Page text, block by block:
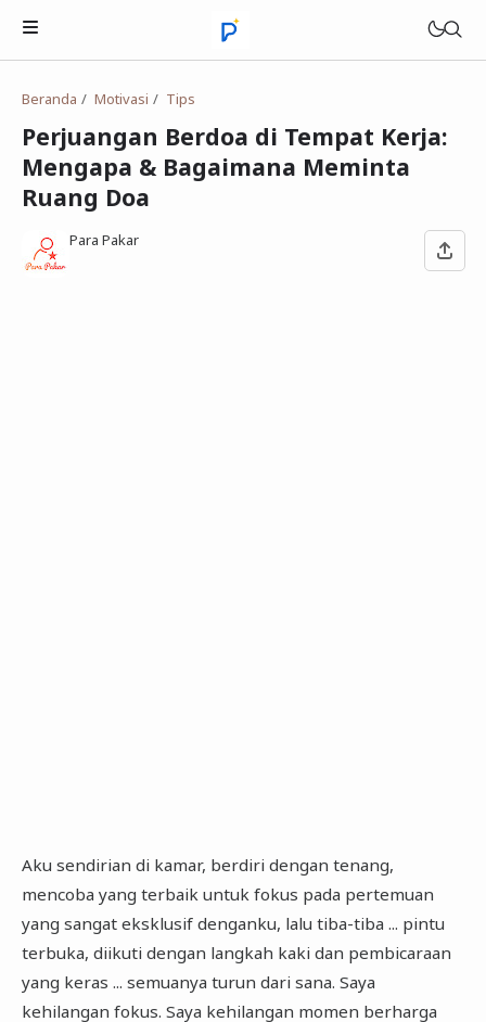
Kisah Inspirasi
Quotes
Tips
Beranda Motivasi Tips
Perjuangan Berdoa di Tempat Kerja:
Mengapa & Bagaimana Meminta
Ruang Doa
Para Pakar
Aku sendirian di kamar, berdiri dengan tenang,
mencoba yang terbaik untuk fokus pada pertemuan
yang sangat eksklusif denganku, lalu tiba-tiba ... pintu
terbuka, diikuti dengan langkah kaki dan pembicaraan
yang keras ... semuanya turun dari sana. Saya
kehilangan fokus. Saya kehilangan momen berharga